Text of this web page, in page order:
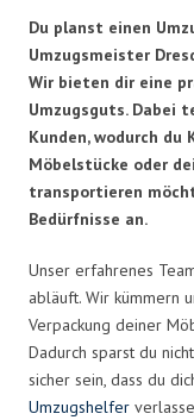
Du planst einen
Umzugsmeister
Wir bieten dir eine
Umzugsguts. Dabei
Kunden, wodurch du
Möbelstücke oder
transportieren
Bedürfnisse an.
Unser erfahrenes
abläuft. Wir kümmern
Verpackung deiner
Dadurch sparst du
sicher sein, dass du
Umzugshelfer